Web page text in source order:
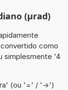
(µrad)
como
simplesmente '4
(ou '=' / '->')